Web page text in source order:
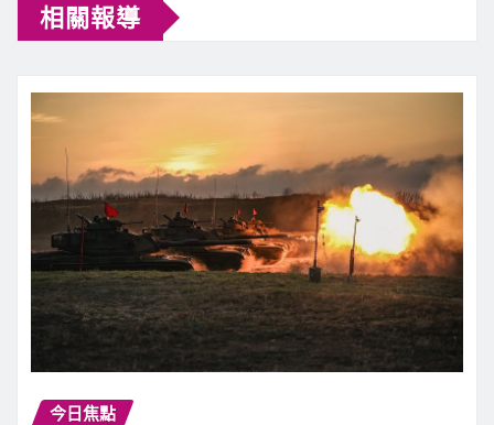
相關報導
今日焦點